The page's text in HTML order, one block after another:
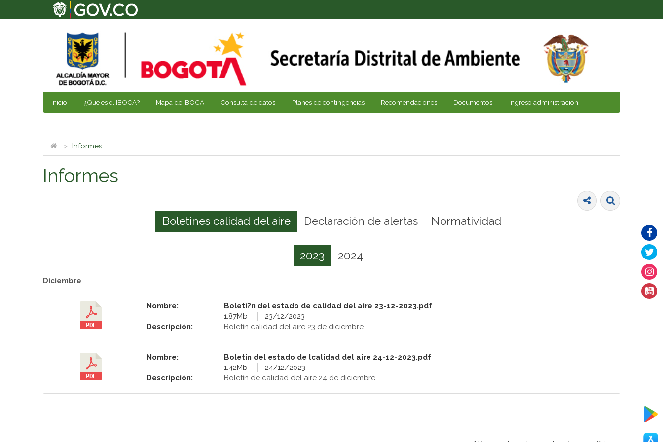
Inicio ¿Qué es el IBOCA? Mapa de IBOCA Consulta de datos Planes de contingencias Recomendaciones Documentos Ingreso administración
Informes
Informes
Boletines calidad del aire Declaración de alertas Normatividad
2023 2024
Diciembre
Nombre:
Boleti?n del estado de calidad del aire 23-12-2023.pdf
1.87Mb
23/12/2023
Descripción:
Boletín calidad del aire 23 de diciembre
Nombre:
Boletín del estado de lcalidad del aire 24-12-2023.pdf
1.42Mb
24/12/2023
Descripción:
Boletín de calidad del aire 24 de diciembre